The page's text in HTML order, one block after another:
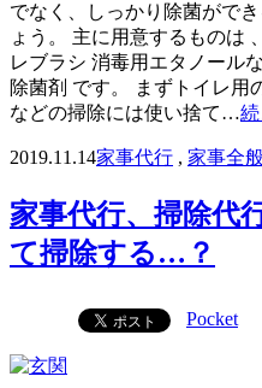
でなく、しっかり除菌がで
ょう。 主に用意するものは
レブラシ 消毒用エタノール
除菌剤 です。 まずトイレ用
などの掃除には使い捨て…
2019.11.14家事代行 , 家事全
家事代行、掃除代
て掃除する…？
Pocket